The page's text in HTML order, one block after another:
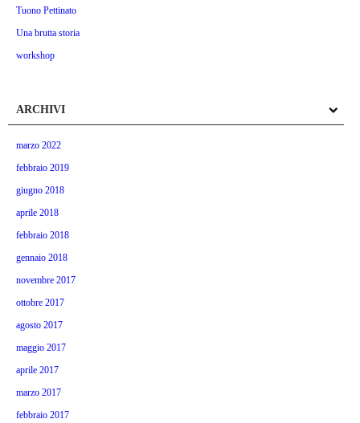
Tuono Pettinato
Una brutta storia
workshop
ARCHIVI
marzo 2022
febbraio 2019
giugno 2018
aprile 2018
febbraio 2018
gennaio 2018
novembre 2017
ottobre 2017
agosto 2017
maggio 2017
aprile 2017
marzo 2017
febbraio 2017